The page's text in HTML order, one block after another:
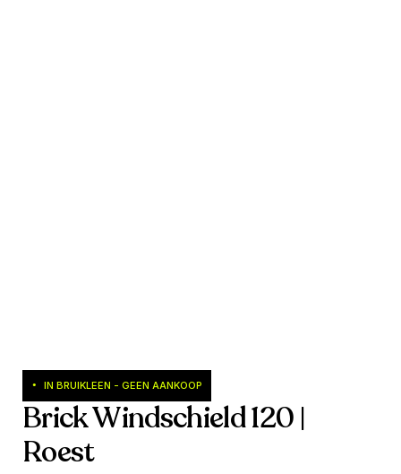
• IN BRUIKLEEN - GEEN AANKOOP
Brick Windschield 120 |
Roest